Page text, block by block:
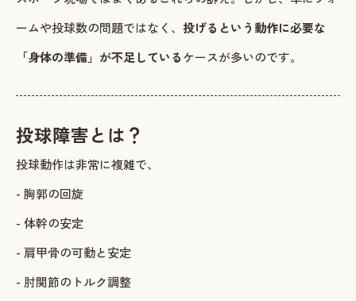
ームや投球数の問題ではなく、 投げるという動作に必要な
「身体の準備」が不足しているケースが多いのです。
投球障害とは？
投球動作は非常に複雑で、
- 胸郭の回旋
- 体幹の安定
- 肩甲骨の可動と安定
- 肘関節のトルク調整